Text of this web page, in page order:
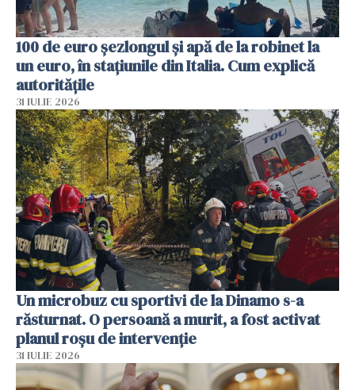
100 de euro șezlongul și apă de la robinet la
un euro, în stațiunile din Italia. Cum explică
autoritățile
31 IULIE 2026
Un microbuz cu sportivi de la Dinamo s-a
răsturnat. O persoană a murit, a fost activat
planul roșu de intervenție
31 IULIE 2026